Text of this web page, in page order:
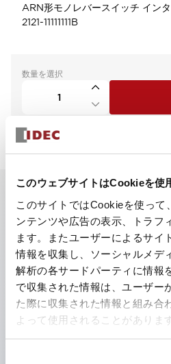
このウェブサイトはCookieを使
このサイトではCookieを使って
ンテンツや広告の表示、トラフ
ます。またユーザーによるサイ
情報を収集し、ソーシャルメデ
解析の各サードパーティに情報
で収集された情報は、ユーザー
た際に収集された情報と組み合
よって使用されることがありま
ARN形モノレバースイッチ イン
2121-11111111B
数量を選択
主な特長
工作機械や産業機械を上下左右
きに、迅速・確実かつ自由自在
できます。
各方向のレバー動作は用途に
操作レバーをセンタ位置でロ